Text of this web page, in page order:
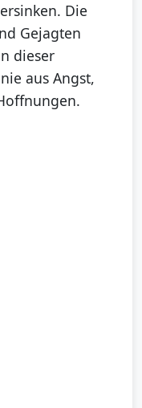
Die
Gejagten
dieser
aus Angst,